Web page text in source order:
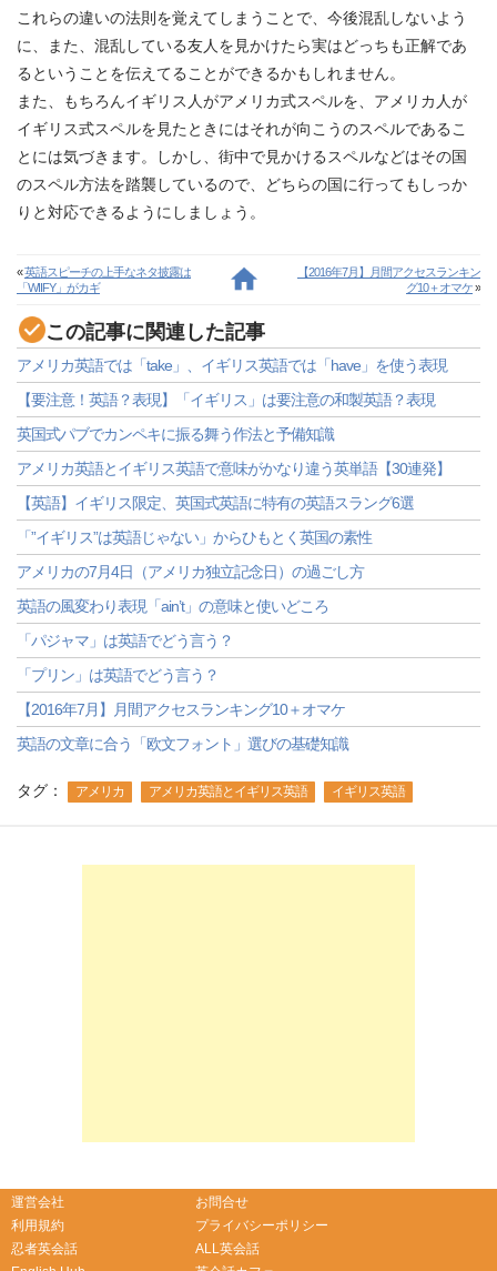
これらの違いの法則を覚えてしまうことで、今後混乱しないよう
に、また、混乱している友人を見かけたら実はどっちも正解であ
るということを伝えてることができるかもしれません。
また、もちろんイギリス人がアメリカ式スペルを、アメリカ人が
イギリス式スペルを見たときにはそれが向こうのスペルであるこ
とには気づきます。しかし、街中で見かけるスペルなどはその国
のスペル方法を踏襲しているので、どちらの国に行ってもしっか
りと対応できるようにしましょう。
«英語スピーチの上手なネタ披露は
「WIIFY」がカギ
【2016年7月】月間アクセスランキン
グ10＋オマケ»
この記事に関連した記事
アメリカ英語では「take」、イギリス英語では「have」を使う表現
【要注意！英語？表現】「イギリス」は要注意の和製英語？表現
英国式パブでカンペキに振る舞う作法と予備知識
アメリカ英語とイギリス英語で意味がかなり違う英単語【30連発】
【英語】イギリス限定、英国式英語に特有の英語スラング6選
「”イギリス”は英語じゃない」からひもとく英国の素性
アメリカの7月4日（アメリカ独立記念日）の過ごし方
英語の風変わり表現「ain’t」の意味と使いどころ
「パジャマ」は英語でどう言う？
「プリン」は英語でどう言う？
【2016年7月】月間アクセスランキング10＋オマケ
英語の文章に合う「欧文フォント」選びの基礎知識
タグ： アメリカ アメリカ英語とイギリス英語 イギリス英語
運営会社
お問合せ
利用規約
プライバシーポリシー
忍者英会話
ALL英会話